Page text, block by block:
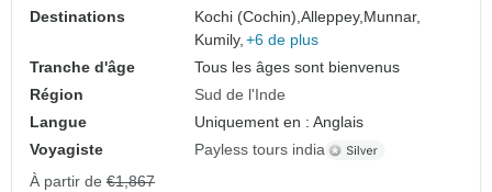
Destinations
Kochi (Cochin),Alleppey, Munnar,
Kumily, +6 de plus
Tranche d'âge
Tous les âges sont bienvenus
Région
Sud de l'Inde
Langue
Uniquement en : Anglais
Voyagiste
Payless tours india
À partir de €1,867